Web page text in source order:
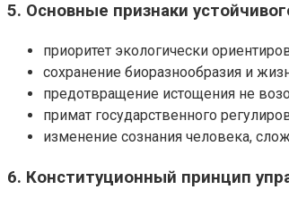
5. Основные признаки
приоритет экологически
сохранение биоразнообразия и
предотвращение истощения не
примат государственного
изменение сознания человека,
6. Конституционный принцип